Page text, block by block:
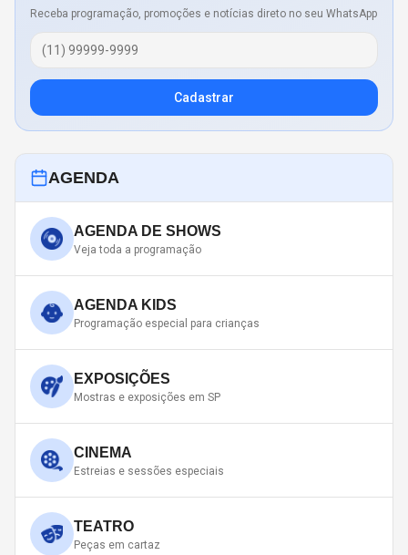
Receba programação, promoções e notícias direto no seu WhatsApp
Cadastrar
AGENDA
AGENDA DE SHOWS
Veja toda a programação
AGENDA KIDS
Programação especial para crianças
EXPOSIÇÕES
Mostras e exposições em SP
CINEMA
Estreias e sessões especiais
TEATRO
Peças em cartaz